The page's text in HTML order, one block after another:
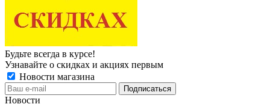
Будьте всегда в курсе!
Узнавайте о скидках и акциях первым
Новости магазина
Новости